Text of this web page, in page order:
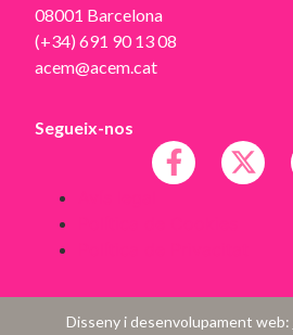
08001 Barcelona
(+34) 691 90 13 08
acem@acem.cat
Segueix-nos
Disseny i desenvolupament web: